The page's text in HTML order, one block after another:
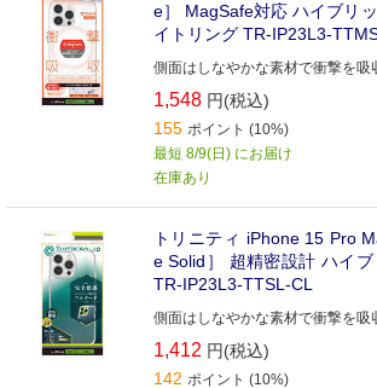
e］ MagSafe対応 ハイブリ
イトリング TR-IP23L3-
側面はしなやかな素材で衝撃を吸
1,548 円(税込)
155 ポイント (10%)
最短 8/9(日) にお届け
在庫あり
トリニティ iPhone 15 Pro
e Solid］ 超精密設計 ハイ
TR-IP23L3-TTSL-CL
側面はしなやかな素材で衝撃を吸
1,412 円(税込)
142 ポイント (10%)